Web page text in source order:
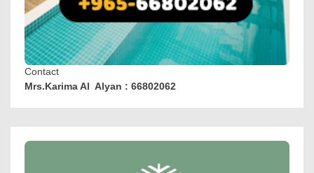
Contact
Mrs.Karima Al Alyan : 66802062